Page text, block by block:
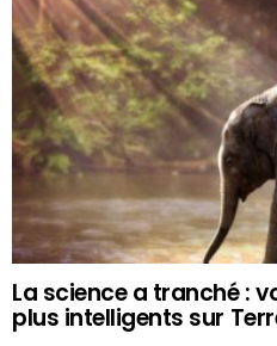
La science a tranché :
plus intelligents sur